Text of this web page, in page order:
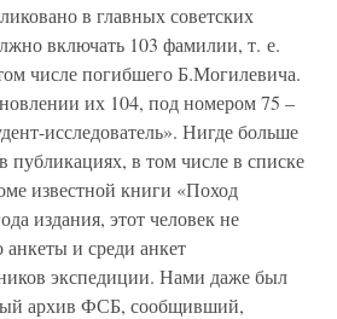
в главных советских
включать 103 фамилии, т. е.
числе погибшего Б.Могилевича.
их 104, под номером 75 –
исследователь». Нигде больше
публикациях, в том числе в списке
известной книги «Поход
издания, этот человек не
и среди анкет
экспедиции. Нами даже был
архив ФСБ, сообщивший,